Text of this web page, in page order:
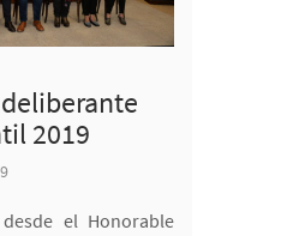
2019
el Honorable